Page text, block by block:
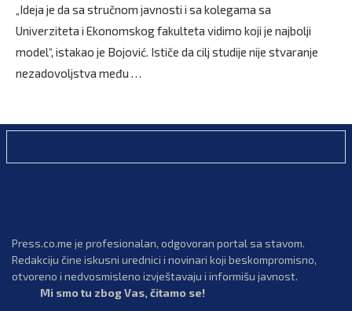
„Ideja je da sa stručnom javnosti i sa kolegama sa
Univerziteta i Ekonomskog fakulteta vidimo koji je najbolji
model“, istakao je Bojović. Ističe da cilj studije nije stvaranje
nezadovoljstva među …
Press.co.me je profesionalan, odgovoran portal sa stavom.
Redakciju čine iskusni urednici i novinari koji beskompromisno,
otvoreno i nedvosmisleno izvještavaju i informišu javnost.
Mi smo tu zbog Vas, čitamo se!